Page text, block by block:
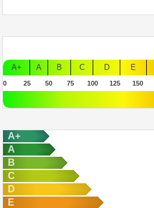
A+
A B C D E
0 25 50 75 100 125 150
A+
A
B
C
D
E